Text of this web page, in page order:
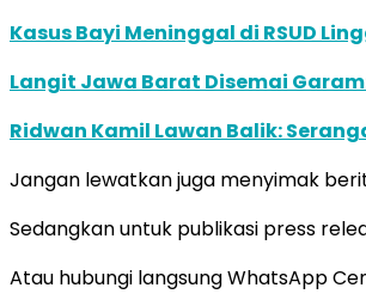
Kasus Bayi Meninggal di RSUD
Langit Jawa Barat Disemai
Ridwan Kamil Lawan Balik:
Jangan lewatkan juga menyimak
Sedangkan untuk publikasi press
Atau hubungi langsung WhatsApp